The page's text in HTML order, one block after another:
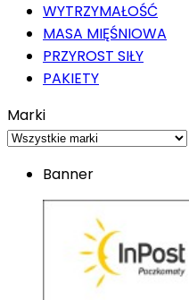
WYTRZYMAŁOŚĆ
MASA MIĘŚNIOWA
PRZYROST SIŁY
PAKIETY
Marki
Banner